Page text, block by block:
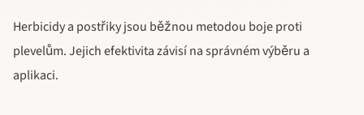
Herbicidy a postřiky jsou běžnou metodou boje proti
plevelům. Jejich efektivita závisí na správném výběru a
aplikaci.